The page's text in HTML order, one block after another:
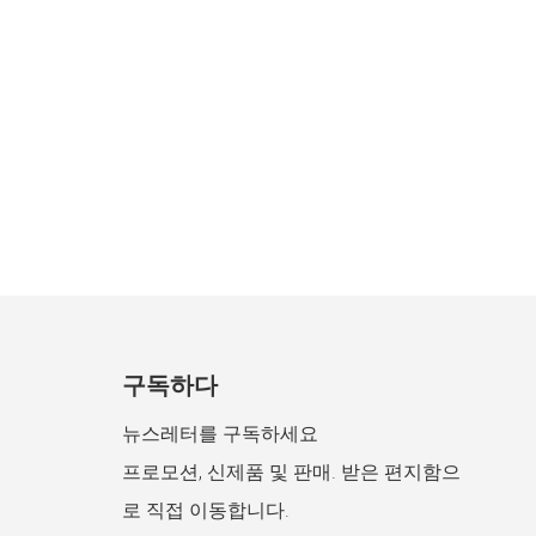
구독하다
뉴스레터를 구독하세요
프로모션, 신제품 및 판매. 받은 편지함으
로 직접 이동합니다.